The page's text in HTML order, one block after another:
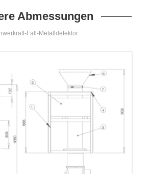
Abmessungen
Fall-Metalldetektor